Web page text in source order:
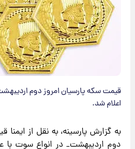
اعلام شد.
به گزارش پارسینه، به نقل از